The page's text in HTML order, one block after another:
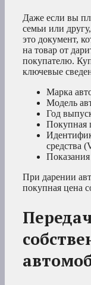
Даже если вы
семьи или
это документ,
на товар от
покупателю.
ключевые
Марка
Модель
Год
Покупная
средства
При дарении
покупная цена